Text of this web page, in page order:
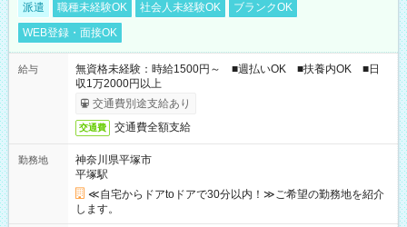
派遣 職種未経験OK 社会人未経験OK
ブランクOK
WEB登録・面接OK
給与
無資格未経験：時給1500円～ ■週払いOK ■扶養内OK ■日
収1万2000円以上
交通費別途支給あり
交通費 交通費全額支給
勤務地
神奈川県平塚市
平塚駅
≪自宅からドアtoドアで30分以内！≫ご希望の勤務地を紹介
します。